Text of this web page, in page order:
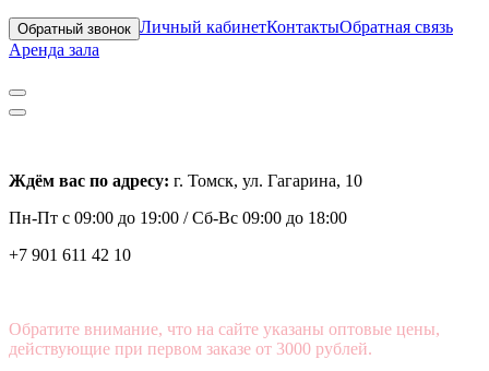
Обратный звонок Личный кабинетКонтактыОбратная связь
Аренда зала
Ждём вас по адресу: г. Томск, ул. Гагарина, 10
Пн-Пт с 09:00 до 19:00 /Сб-Вс 09:00 до 18:00
+7 901 611 42 10
Обратите внимание, что на сайте указаны оптовые цены,
действующие при первом заказе от 3000 рублей.